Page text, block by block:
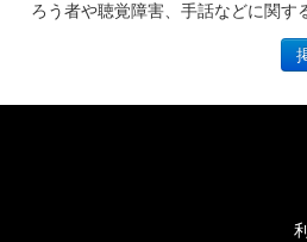
ろう者や聴覚障害、手話などに関す